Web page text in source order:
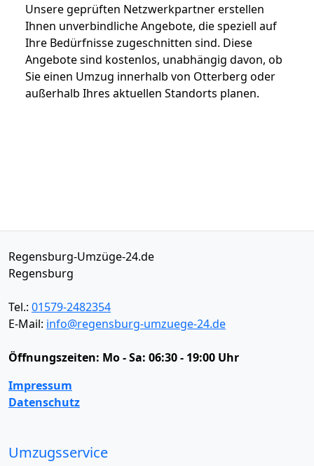
Unsere geprüften Netzwerkpartner erstellen
Ihnen unverbindliche Angebote, die speziell auf
Ihre Bedürfnisse zugeschnitten sind. Diese
Angebote sind kostenlos, unabhängig davon, ob
Sie einen Umzug innerhalb von Otterberg oder
außerhalb Ihres aktuellen Standorts planen.
Regensburg-Umzüge-24.de
Regensburg
Tel.: 01579-2482354
E-Mail: info@regensburg-umzuege-24.de
Öffnungszeiten: Mo - Sa: 06:30 - 19:00 Uhr
Impressum
Datenschutz
Umzugsservice